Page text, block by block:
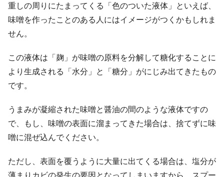
重しの周りにたまってくる「色のついた液体」といえば、
味噌を作ったことのある人にはイメージがつくかもしれま
せん。
この液体は「麹」が味噌の原料を分解して糖化することに
より生成される「水分」と「糖分」がにじみ出てきたもの
です。
うまみが凝縮された味噌と醤油の間のような液体ですの
で、もし、味噌の表面に溜まってきた場合は、捨てずに味
噌に混ぜ込んでください。
ただし、表面を覆うように大量に出てくる場合は、塩分が
薄まりカビの発生の要因となってしまいますから、スプー